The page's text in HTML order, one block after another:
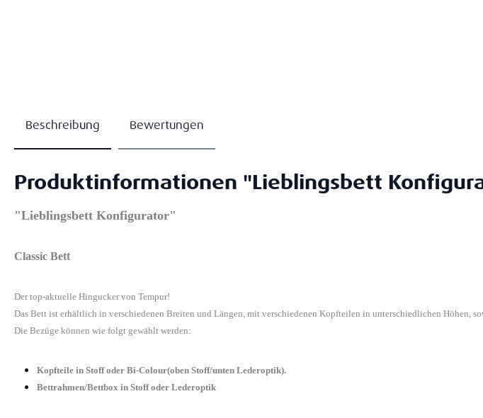
Beschreibung Bewertungen
Produktinformationen "Lieblingsbett
"Lieblingsbett Konfigurator"
Classic Bett
Der top-aktuelle Hingucker von Tempur!
Das Bett ist erhältlich in verschiedenen Breiten und Längen, mit verschiedenen Kopfteilen in unterschiedlichen Höhen,
Die Bezüge können wie folgt gewählt werden:
Kopfteile in Stoff oder Bi-Colour(oben Stoff/unten Lederoptik).
Bettrahmen/Bettbox in Stoff oder Lederoptik